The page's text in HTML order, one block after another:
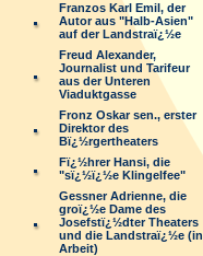
Franzos Karl Emil, der
Autor aus "Halb-Asien"
auf der Landstraï¿½e
Freud Alexander,
Journalist und Tarifeur
aus der Unteren
Viaduktgasse
Fronz Oskar sen., erster
Direktor des
Bï¿½rgertheaters
Fï¿½hrer Hansi, die
"sï¿½ï¿½e Klingelfee"
Gessner Adrienne, die
groï¿½e Dame des
Josefstï¿½dter Theaters
und die Landstraï¿½e (in
Arbeit)